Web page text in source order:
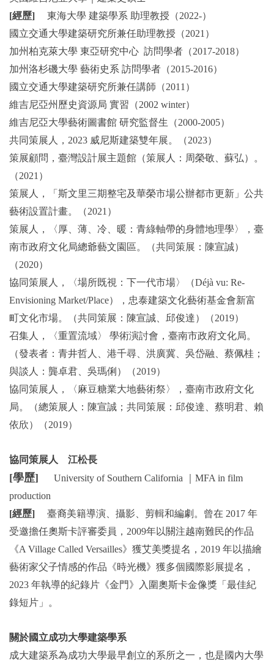
[經歷] 東海大學 建築學系 助理教授（2022-）
國立交通大學建築研究所兼任助理教授（2021）
加州柏克萊大學 東亞研究中心 訪問學者（2017-2018）
加州洛杉磯大學 藝術史系 訪問學者（2015-2016）
國立交通大學建築研究所兼任講師（2011）
維吉尼亞州歷史資源局 實習（2002 winter）
維吉尼亞大學藝術圖書館 研究監督生（2000-2005）
共同策展人，2023 威尼斯建築雙年展。（2023）
策展顧問，臺灣設計展主題館（策展人：周榮敬、蘇弘）。
（2021）
策展人，「斯文里三期整宅及華榮市場公辦都市更新」公共
藝術設置計畫。（2021）
策展人，〈厚、薄、冷、暖：青綠軸帶的身體地理學〉，臺
南市政府文化局總爺藝文園區。（共同策展：陳宣誠）
（2020）
協同策展人，〈場所既視：下一代市場〉（Déjà vu: Re-
Envisioning Market/Place），忠泰建築文化藝術基金會新富
町文化市場。（共同策展：陳宣誠、邱俊達）（2019）
召集人，〈重置流域〉 學術演討會，臺南市政府文化局。
（發表者：青井哲人、港千尋、洪廣冀、吳岱融、蔡佩桂；
與談人：龔卓君、吳瑪俐）（2019）
協同策展人，〈麻豆糖業大地藝術祭〉，臺南市政府文化
局。（總策展人：陳宣誠；共同策展：邱俊達、蔡明君、賴
依欣）（2019）
協同策展人 江松長
[學歷] University of Southern California ｜MFA in film
production
[經歷] 臺裔美籍導演、攝影、剪輯和編劇。曾在 2017 年
受邀擔任奧斯卡評審委員，2009年以關注越南難民的作品
《A Village Called Versailles》獲艾美獎提名，2019 年以描繪
藝術家父子情感的作品《時光機》獲多個國際影展提名，
2023 年執導的紀錄片《金門》入圍奧斯卡金像獎「最佳紀
錄短片」。
關於國立成功大學建築學系
成大建築系為成功大學最早創立的系所之一，也是國內大學